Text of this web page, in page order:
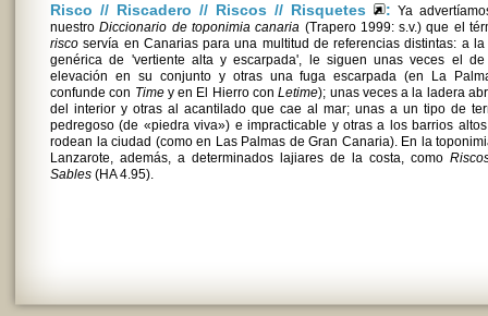
Risco // Riscadero // Riscos // Risquetes
: Ya
nuestroDiccionario de toponimia canaria (Trapero 1999: s.v.) que el
risco servía en Canarias para una multitud de referencias distintas: a la
genérica de 'vertiente alta y escarpada', le siguen unas veces el
elevación en su conjunto y otras una fuga escarpada (en La
confunde con Timey en El Hierro conLetime); unas veces a la ladera
del interior y otras al acantilado que cae al mar; unas a un tipo de
pedregoso (de «piedra viva») e impracticable y otras a los barrios
rodean la ciudad (como en Las Palmas de Gran Canaria). En la
Lanzarote, además, a determinados lajiares de la costa, como
Sables (HA 4.95).